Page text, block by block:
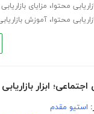
محتوا، مزایای
محتوا،آموزش
ابزار بازاریابی
استیو مقدم